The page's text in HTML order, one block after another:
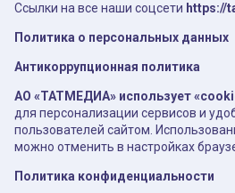
Ссылки на все наши соцсети https://
Политика о персональных данных
Антикоррупционная политика
АО «ТАТМЕДИА» использует
для персонализации сервисов и
пользователей сайтом.
можно отменить в настройках
Политика конфиденциальности